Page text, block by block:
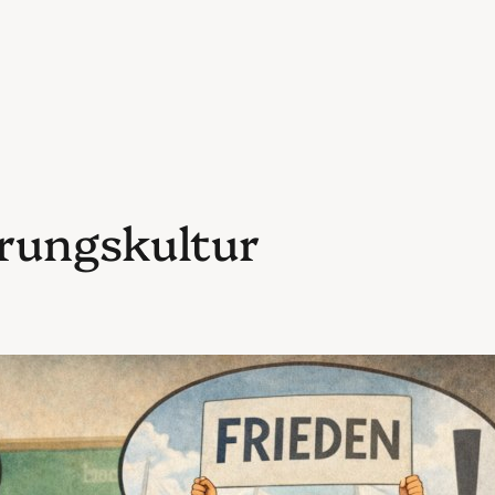
Krux mit der Transferleistung